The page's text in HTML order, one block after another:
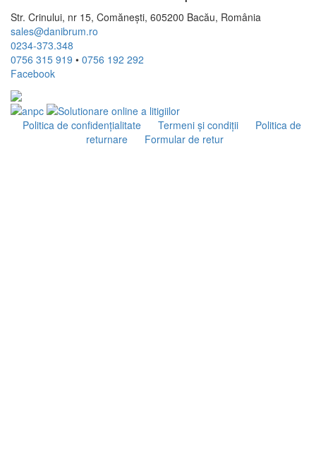
Str. Crinului, nr 15, Comănești, 605200 Bacău, România
sales@danibrum.ro
0234-373.348
0756 315 919 • 0756 192 292
Facebook
Politica de confidenţialitate Termeni şi condiţii
Politica de
returnare
Formular de retur